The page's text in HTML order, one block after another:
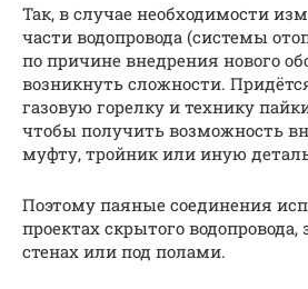
Так, в случае необходимости
части водопровода (системы
по причине внедрения нового
возникнуть сложности.
газовую горелку и технику
чтобы получить возможность
муфту, тройник или иную
Поэтому паяные соединения
проектах скрытого водопровода,
стенах или под полами.